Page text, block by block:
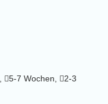
5-7 Wochen,
2-3